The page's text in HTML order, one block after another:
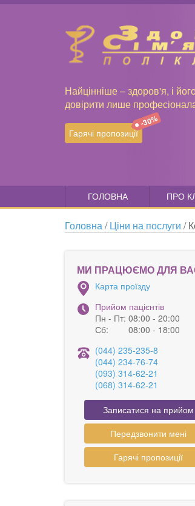
Найцінніше – здоров'я, і
довірити лише
Гарячі пропозиції
-30%
ГОЛОВНА ПРО
Головна/Ціни на послуги /
МИ ПРАЦЮЄМО ДЛЯ
Карта проїзду
Прийом пацієнтів
Пн - Пт: 08:00 - 20:00
Сб:
08:00 - 18:00
(044) 235-235-8
(044) 234-76-74
(093) 314-62-21
(068) 314-62-21
Записатися на прийом
Передзвонити мені
Гарячі пропозиції